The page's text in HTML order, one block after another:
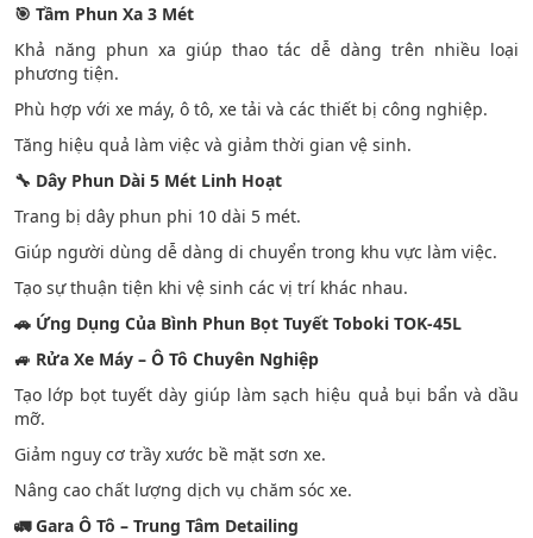
🎯 Tầm Phun Xa 3 Mét
Khả năng phun xa giúp thao tác dễ dàng trên nhiều loại
phương tiện.
Phù hợp với xe máy, ô tô, xe tải và các thiết bị công nghiệp.
Tăng hiệu quả làm việc và giảm thời gian vệ sinh.
🔧 Dây Phun Dài 5 Mét Linh Hoạt
Trang bị dây phun phi 10 dài 5 mét.
Giúp người dùng dễ dàng di chuyển trong khu vực làm việc.
Tạo sự thuận tiện khi vệ sinh các vị trí khác nhau.
🚗Ứng Dụng Của Bình Phun Bọt Tuyết Toboki TOK-45L
🚙 Rửa Xe Máy – Ô Tô Chuyên Nghiệp
Tạo lớp bọt tuyết dày giúp làm sạch hiệu quả bụi bẩn và dầu
mỡ.
Giảm nguy cơ trầy xước bề mặt sơn xe.
Nâng cao chất lượng dịch vụ chăm sóc xe.
🚛Gara Ô Tô – Trung Tâm Detailing